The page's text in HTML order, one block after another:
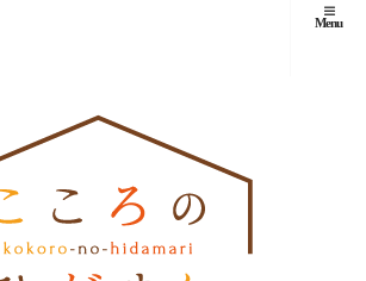
Menu